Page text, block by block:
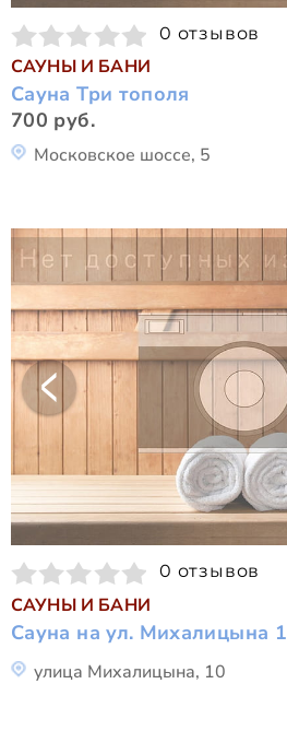
0 отзывов
САУНЫ И БАНИ
Сауна Три тополя
700 руб.
Московское шоссе, 5
0 отзывов
САУНЫ И БАНИ
Сауна на ул. Михалицына 1
улица Михалицына, 10